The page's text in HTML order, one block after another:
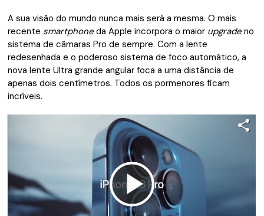
A sua visão do mundo nunca mais será a mesma. O mais
recente smartphone da Apple incorpora o maior upgrade no
sistema de câmaras Pro de sempre. Com a lente
redesenhada e o poderoso sistema de foco automático, a
nova lente Ultra grande angular foca a uma distância de
apenas dois centímetros. Todos os pormenores ficam
incríveis.
Reproduzir